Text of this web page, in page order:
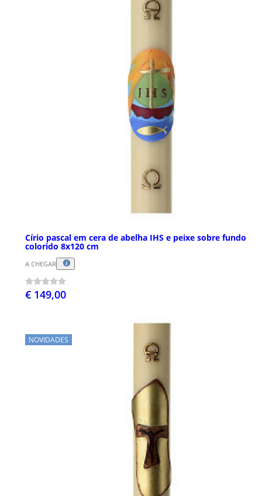
Círio pascal em cera de abelha IHS e peixe sobre fundo
colorido 8x120 cm
A CHEGAR
€ 149,00
NOVIDADES